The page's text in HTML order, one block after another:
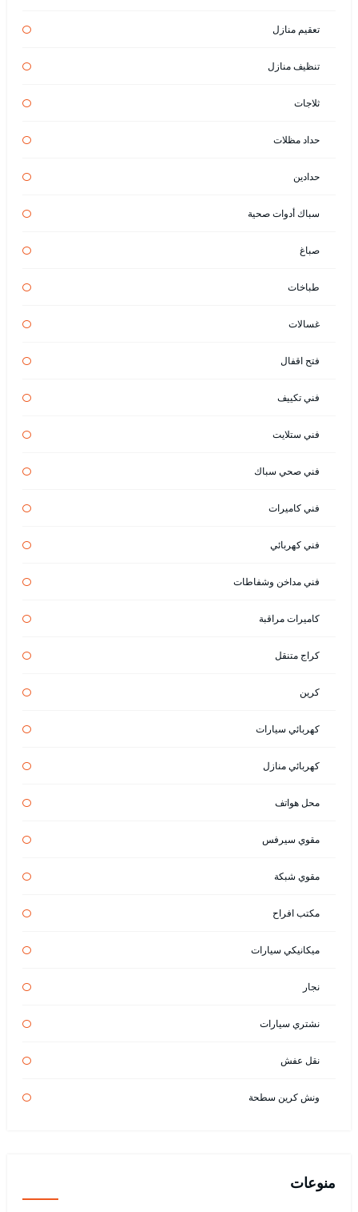
تعقيم منازل
تنظيف منازل
ثلاجات
حداد مظلات
حدادين
سباك أدوات صحية
صباغ
طباخات
غسالات
فتح اقفال
فني تكييف
فني ستلايت
فني صحي سباك
فني كاميرات
فني كهربائي
فني مداخن وشفاطات
كاميرات مراقبة
كراج متنقل
كرين
كهربائي سيارات
كهربائي منازل
محل هواتف
مقوي سيرفس
مقوي شبكة
مكتب افراح
ميكانيكي سيارات
نجار
نشتري سيارات
نقل عفش
ونش كرين سطحة
منوعات